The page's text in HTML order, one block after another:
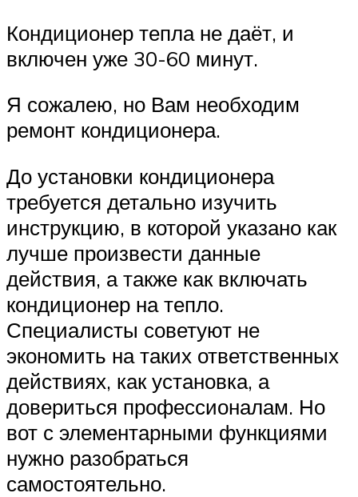
Кондиционер тепла не даёт, и
включен уже 30-60 минут.
Я сожалею, но Вам необходим
ремонт кондиционера.
До установки кондиционера
требуется детально изучить
инструкцию, в которой указано как
лучше произвести данные
действия, а также как включать
кондиционер на тепло.
Специалисты советуют не
экономить на таких ответственных
действиях, как установка, а
довериться профессионалам. Но
вот с элементарными функциями
нужно разобраться
самостоятельно.